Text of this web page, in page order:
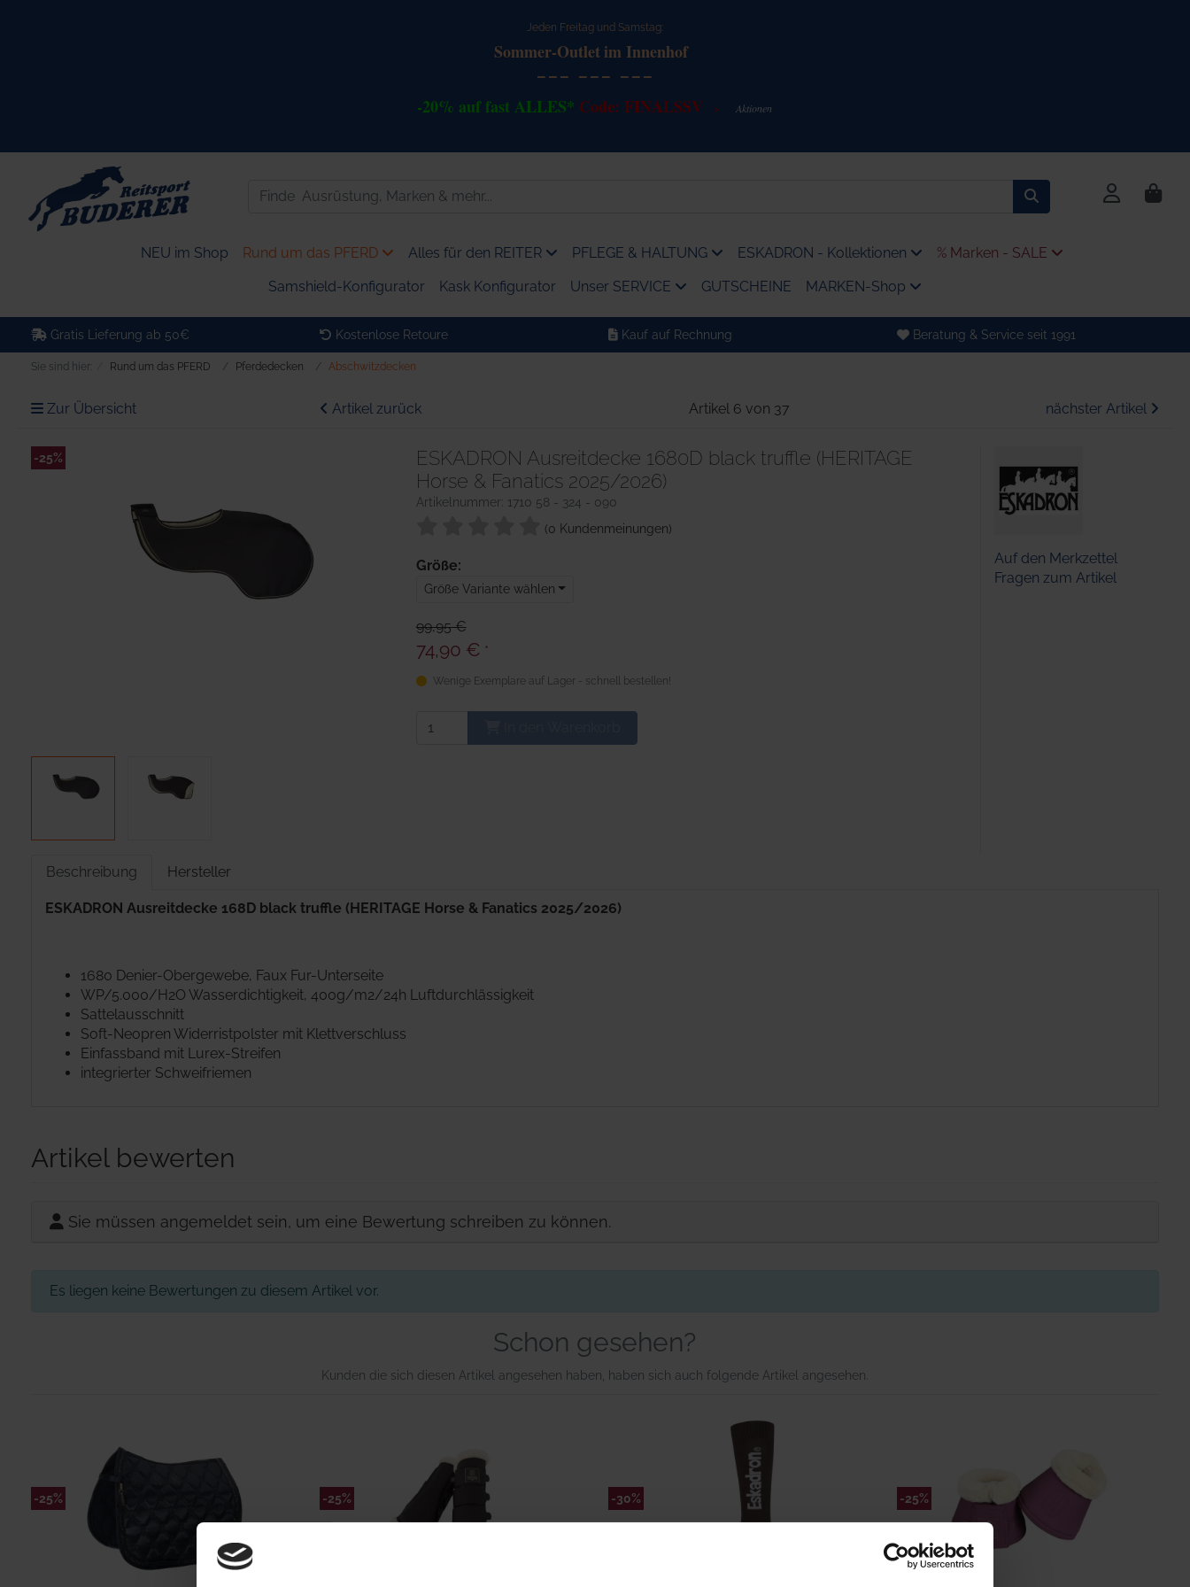
Jeden Freitag und Samstag:
Sommer-Outletim Innenhof
--- --- ---
-20% auf fast ALLES* Code: FINALSSV > Aktionen
NEU im Shop Rund um das PFERD Alles für den REITER PFLEGE & HALTUNG ESKADRON - Kollektionen
% Marken - SALE
Samshield-Konfigurator
Kask Konfigurator Unser SERVICE GUTSCHEINE MARKEN-Shop
Gratis Lieferung ab 50€ Kostenlose Retoure Kauf auf Rechnung Beratung & Service seit 1991
Sie sind hier: Rund um das PFERD Pferdedecken Abschwitzdecken
Zur Übersicht Artikel zurück Artikel 6 von 37 nächster Artikel
-25%
ESKADRON Ausreitdecke 1680D black truffle (HERITAGE
Horse & Fanatics 2025/2026)
Artikelnummer: 1710 58 - 324 - 090
(0 Kundenmeinungen)
Größe:
Größe Variante wählen
99,95 €
74,90 € *
Wenige Exemplare auf Lager - schnell bestellen!
Auf den Merkzettel
Fragen zum Artikel
Beschreibung Hersteller
ESKADRON Ausreitdecke 168D black truffle (HERITAGE Horse & Fanatics 2025/2026)
1680 Denier-Obergewebe, Faux Fur-Unterseite
WP/5.000/H2O Wasserdichtigkeit, 400g/m2/24h Luftdurchlässigkeit
Sattelausschnitt
Soft-Neopren Widerristpolster mit Klettverschluss
Einfassband mit Lurex-Streifen
integrierter Schweifriemen
Artikel bewerten
Sie müssen angemeldet sein, um eine Bewertung schreiben zu können.
Es liegen keine Bewertungen zu diesem Artikel vor.
Schon gesehen?
Kunden die sich diesen Artikel angesehen haben, haben sich auch folgende Artikel angesehen.
-25% -25% -30% -25%